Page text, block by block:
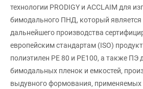
технологии PRODIGY и ACCLAIM для
бимодального ПНД, который
дальнейшего производства
европейским стандартам (ISO)
полиэтилен PE 80 и PE100, а также
бимодальных пленок и емкостей,
выдувного формования, применяемых